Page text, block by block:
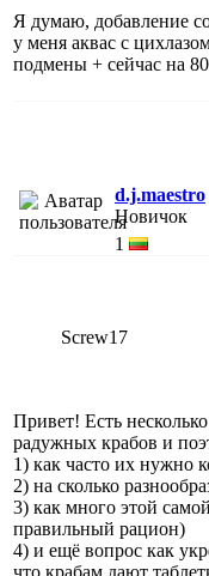
Я думаю, добавление
у меня аквас с
подмены + сейчас на
d.j.maestro
Новичок
1
Screw17
Привет! Есть
радужных крабов и
1) как часто их нужно
2) на сколько
3) как много этой
правильный рацион)
4) и ещё вопрос как
что крабам дают